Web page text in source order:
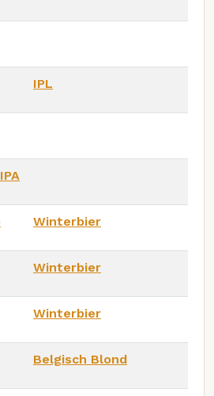
IPL
Winterbier
Winterbier
Winterbier
Belgisch Blond